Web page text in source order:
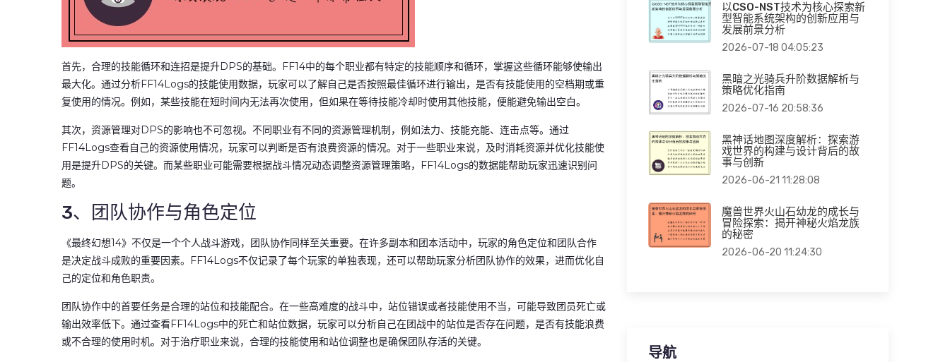
首先，合理的技能循环和连招是提升DPS的基础。FF14中的每个职业都有特定的技能顺序和循环，掌握这些循环能够使输出
最大化。通过分析FF14Logs的技能使用数据，玩家可以了解自己是否按照最佳循环进行输出，是否有技能使用的空档期或重
复使用的情况。例如，某些技能在短时间内无法再次使用，但如果在等待技能冷却时使用其他技能，便能避免输出空白。
其次，资源管理对DPS的影响也不可忽视。不同职业有不同的资源管理机制，例如法力、技能充能、连击点等。通过
FF14Logs查看自己的资源使用情况，玩家可以判断是否有浪费资源的情况。对于一些职业来说，及时消耗资源并优化技能使
用是提升DPS的关键。而某些职业可能需要根据战斗情况动态调整资源管理策略，FF14Logs的数据能帮助玩家迅速识别问
题。
3、团队协作与角色定位
《最终幻想14》不仅是一个个人战斗游戏，团队协作同样至关重要。在许多副本和团本活动中，玩家的角色定位和团队合作
是决定战斗成败的重要因素。FF14Logs不仅记录了每个玩家的单独表现，还可以帮助玩家分析团队协作的效果，进而优化自
己的定位和角色职责。
团队协作中的首要任务是合理的站位和技能配合。在一些高难度的战斗中，站位错误或者技能使用不当，可能导致团员死亡或
输出效率低下。通过查看FF14Logs中的死亡和站位数据，玩家可以分析自己在团战中的站位是否存在问题，是否有技能浪费
或不合理的使用时机。对于治疗职业来说，合理的技能使用和站位调整也是确保团队存活的关键。
以CSO-NST技术为核心探索新
型智能系统架构的创新应用与
发展前景分析
2026-07-18 04:05:23
黑暗之光骑兵升阶数据解析与
策略优化指南
2026-07-16 20:58:36
黑神话地图深度解析：探索游
戏世界的构建与设计背后的故
事与创新
2026-06-21 11:28:08
魔兽世界火山石幼龙的成长与
冒险探索：揭开神秘火焰龙族
的秘密
2026-06-20 11:24:30
导航